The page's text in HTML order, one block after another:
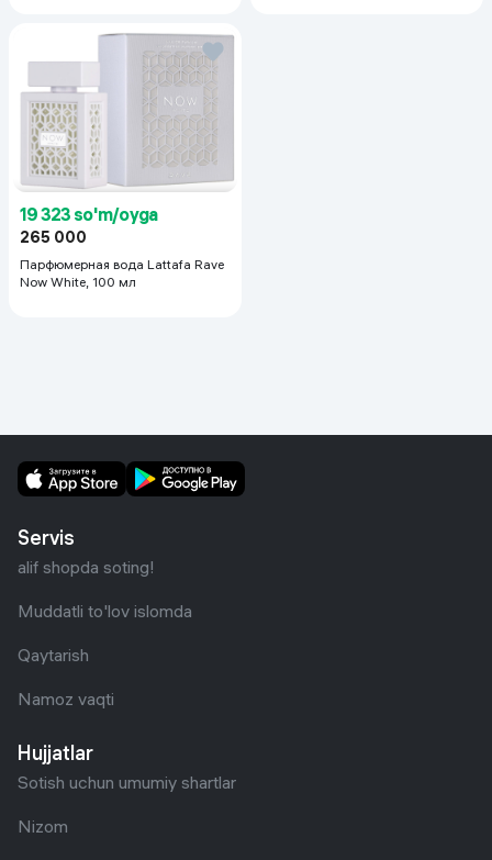
19 323 so'm/oyga
265 000
Парфюмерная вода Lattafa Rave
Now White, 100 мл
Servis
alif shopda soting!
Muddatli to'lov islomda
Qaytarish
Namoz vaqti
Hujjatlar
Sotish uchun umumiy shartlar
Nizom